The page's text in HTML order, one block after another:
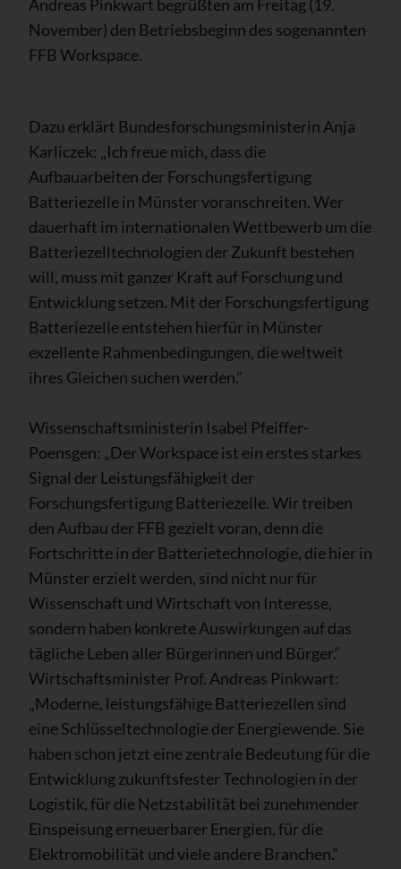
Andreas Pinkwart begrüßten am Freitag (19.
November) den Betriebsbeginn des sogenannten
FFB Workspace.
Dazu erklärt Bundesforschungsministerin Anja
Karliczek: „Ich freue mich, dass die
Aufbauarbeiten der Forschungsfertigung
Batteriezelle in Münster voranschreiten. Wer
dauerhaft im internationalen Wettbewerb um die
Batteriezelltechnologien der Zukunft bestehen
will, muss mit ganzer Kraft auf Forschung und
Entwicklung setzen. Mit der Forschungsfertigung
Batteriezelle entstehen hierfür in Münster
exzellente Rahmenbedingungen, die weltweit
ihres Gleichen suchen werden.“
Wissenschaftsministerin Isabel Pfeiffer-
Poensgen: „Der Workspace ist ein erstes starkes
Signal der Leistungsfähigkeit der
Forschungsfertigung Batteriezelle. Wir treiben
den Aufbau der FFB gezielt voran, denn die
Fortschritte in der Batterietechnologie, die hier in
Münster erzielt werden, sind nicht nur für
Wissenschaft und Wirtschaft von Interesse,
sondern haben konkrete Auswirkungen auf das
tägliche Leben aller Bürgerinnen und Bürger.“
Wirtschaftsminister Prof. Andreas Pinkwart:
„Moderne, leistungsfähige Batteriezellen sind
eine Schlüsseltechnologie der Energiewende. Sie
haben schon jetzt eine zentrale Bedeutung für die
Entwicklung zukunftsfester Technologien in der
Logistik, für die Netzstabilität bei zunehmender
Einspeisung erneuerbarer Energien, für die
Elektromobilität und viele andere Branchen.“